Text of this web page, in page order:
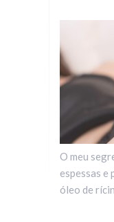
O meu
espessas e
óleo de